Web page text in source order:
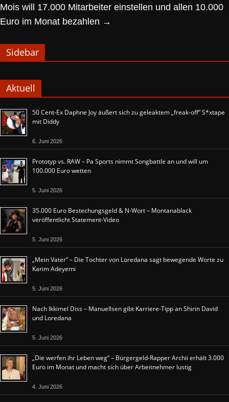
Mois will 17.000 Mitarbeiter einstellen und allen 10.000
Euro im Monat bezahlen →
Sidebar
Aktuell
50 Cent-Ex Daphne Joy äußert sich zu geleaktem „freak-off“ S*xtape
mit Diddy
6. Juni 2026
Prototyp vs. RAW – Pa Sports nimmt Songbattle an und will um
100.000 Euro wetten
5. Juni 2026
35.000 Euro Bestechungsgeld & N-Wort – Montanablack
veröffentlicht Statement-Video
5. Juni 2026
„Mein Vater“ – Die Tochter von Loredana sagt bewegende Worte zu
Karim Adeyemi
5. Juni 2026
Nach Ikkimel Diss – Manuellsen gibt Karriere-Tipp an Shirin David
und Loredana
5. Juni 2026
„Die werfen ihr Leben weg“ – Bürgergeld-Rapper Archii erhält 3.000
Euro im Monat und macht sich über Arbeitnehmer lustig
4. Juni 2026